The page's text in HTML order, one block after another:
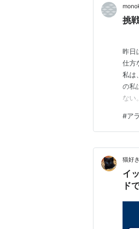
挑
昨日
仕方
私は
の私
ない
る。
当に
#ア
猫好
イ
ド